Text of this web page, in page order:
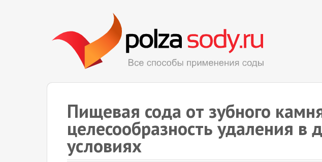
Пищевая сода от зубного
целесообразность удаления в
условиях